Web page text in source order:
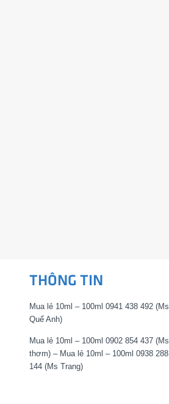
THÔNG TIN
Mua lẻ 10ml – 100ml 0941 438 492 (Ms
Quế Anh)
Mua lẻ 10ml – 100ml 0902 854 437 (Ms
thơm) – Mua lẻ 10ml – 100ml 0938 288
144 (Ms Trang)